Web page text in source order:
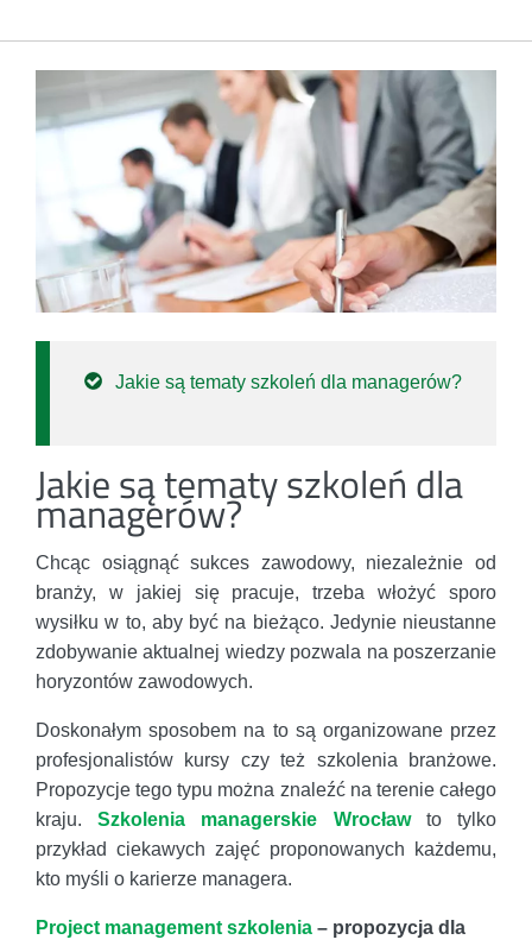
Jakie są tematy szkoleń dla managerów?
Jakie są tematy szkoleń dla
managerów?
Chcąc osiągnąć sukces zawodowy, niezależnie od
branży, w jakiej się pracuje, trzeba włożyć sporo
wysiłku w to, aby być na bieżąco. Jedynie nieustanne
zdobywanie aktualnej wiedzy pozwala na poszerzanie
horyzontów zawodowych.
Doskonałym sposobem na to są organizowane przez
profesjonalistów kursy czy też szkolenia branżowe.
Propozycje tego typu można znaleźć na terenie całego
kraju.Szkolenia managerskie Wrocławto tylko
przykład ciekawych zajęć proponowanych każdemu,
kto myśli o karierze managera.
Project management szkolenia – propozycja dla